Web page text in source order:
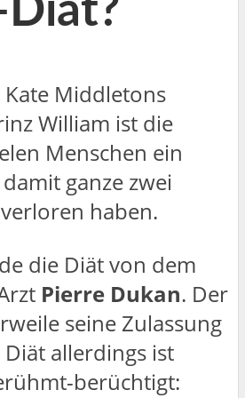
Diät?
Kate Middletons
William ist die
Menschen ein
ganze zwei
haben.
die Diät von dem
Pierre Dukan. Der
seine Zulassung
allerdings ist
berüchtigt: